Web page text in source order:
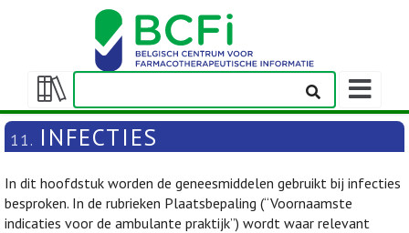
Weergeven/verbergen
inhoudstafel
11. INFECTIES
In dit hoofdstuk worden de geneesmiddelen gebruikt bij infecties
besproken. In de rubrieken Plaatsbepaling (“Voornaamste
indicaties voor de ambulante praktijk”) wordt waar relevant